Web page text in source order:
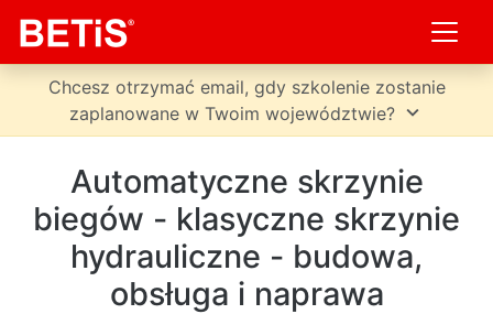
Chcesz otrzymać email, gdy szkolenie zostanie
zaplanowane w Twoim województwie? expand_more
Automatyczne skrzynie
biegów - klasyczne skrzynie
hydrauliczne - budowa,
obsługa i naprawa